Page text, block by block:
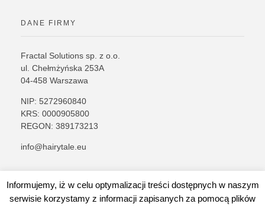
DANE FIRMY
Fractal Solutions sp. z o.o.
ul. Chełmżyńska 253A
04-458 Warszawa
NIP: 5272960840
KRS: 0000905800
REGON: 389173213
info@hairytale.eu
Informujemy, iż w celu optymalizacji treści dostępnych w naszym
serwisie korzystamy z informacji zapisanych za pomocą plików